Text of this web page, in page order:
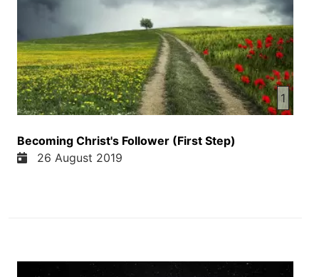
1
Becoming Christ's Follower (First Step)
26 August 2019